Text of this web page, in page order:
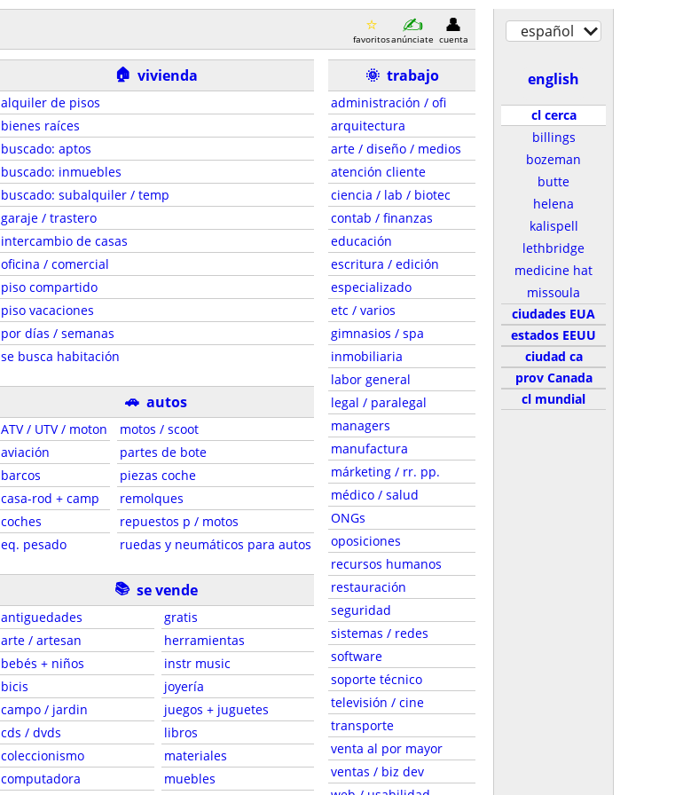
favoritosanúnciate cuenta
🏠 vivienda
alquiler de pisos
bienes raíces
buscado: aptos
buscado: inmuebles
buscado: subalquiler / temp
garaje / trastero
intercambio de casas
oficina / comercial
piso compartido
piso vacaciones
por días / semanas
se busca habitación
🚗 autos
ATV / UTV / moton
aviación
barcos
casa-rod + camp
coches
eq. pesado
motos / scoot
partes de bote
piezas coche
remolques
repuestos p / motos
ruedas y neumáticos para autos
📚 se vende
antiguedades
arte / artesan
bebés + niños
bicis
campo / jardin
cds / dvds
coleccionismo
computadora
gratis
herramientas
instr music
joyería
juegos + juguetes
libros
materiales
muebles
🌞 trabajo
administración / ofi
arquitectura
arte / diseño / medios
atención cliente
ciencia / lab / biotec
contab / finanzas
educación
escritura / edición
especializado
etc / varios
gimnasios / spa
inmobiliaria
labor general
legal / paralegal
managers
manufactura
márketing / rr. pp.
médico / salud
ONGs
oposiciones
recursos humanos
restauración
seguridad
sistemas / redes
software
soporte técnico
televisión / cine
transporte
venta al por mayor
ventas / biz dev
español
english
cl cerca
billings
bozeman
butte
helena
kalispell
lethbridge
medicine hat
missoula
ciudades EUA
estados EEUU
ciudad ca
prov Canada
cl mundial